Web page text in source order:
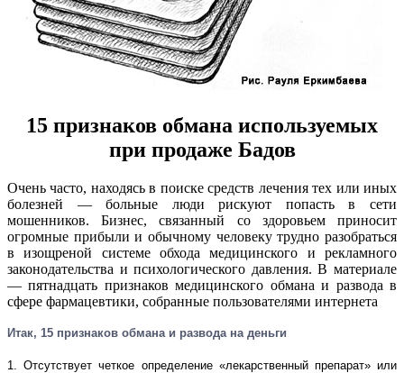
15 признаков обмана используемых
при продаже Бадов
Очень часто, находясь в поиске средств лечения тех или иных
болезней — больные люди рискуют попасть в сети
мошенников. Бизнес, связанный со здоровьем приносит
огромные прибыли и обычному человеку трудно разобраться
в изощреной системе обхода медицинского и рекламного
законодательства и психологического давления. В материале
— пятнадцать признаков медицинского обмана и развода в
сфере фармацевтики, собранные пользователями интернета
Итак, 15 признаков обмана и развода на деньги
1. Отсутствует четкое определение «лекарственный препарат» или